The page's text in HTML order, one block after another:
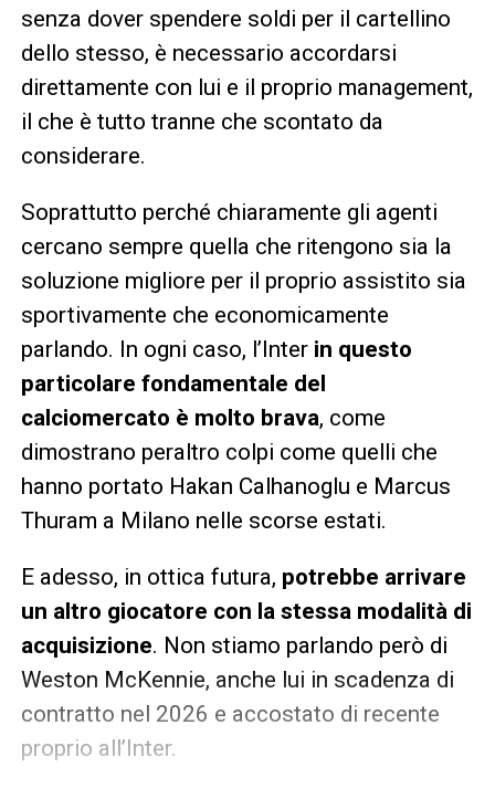
senza dover spendere soldi per il cartellino
dello stesso, è necessario accordarsi
direttamente con lui e il proprio management,
il che è tutto tranne che scontato da
considerare.
Soprattutto perché chiaramente gli agenti
cercano sempre quella che ritengono sia la
soluzione migliore per il proprio assistito sia
sportivamente che economicamente
parlando. In ogni caso, l’Inter in questo
particolare fondamentale del
calciomercato è molto brava, come
dimostrano peraltro colpi come quelli che
hanno portato Hakan Calhanoglu e Marcus
Thuram a Milano nelle scorse estati.
E adesso, in ottica futura, potrebbe arrivare
un altro giocatore con la stessa modalità di
acquisizione. Non stiamo parlando però di
Weston McKennie, anche lui in scadenza di
contratto nel 2026 e accostato di recente
proprio all’Inter.